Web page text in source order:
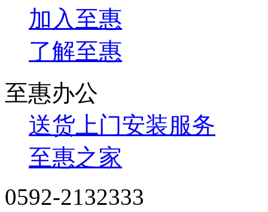
加入至惠
了解至惠
至惠办公
送货上门安装服务
至惠之家
0592-2132333